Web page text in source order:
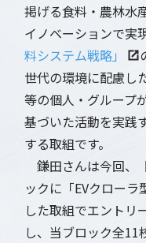
掲げる食料・農林水
イノベーションで実
料システム戦略」
世代の環境に配慮し
等の個人・グループ
基づいた活動を実践
する取組です。
鎌田さんは今回、
ックに「EVクロー
した取組でエントリ
し、当ブロック全11